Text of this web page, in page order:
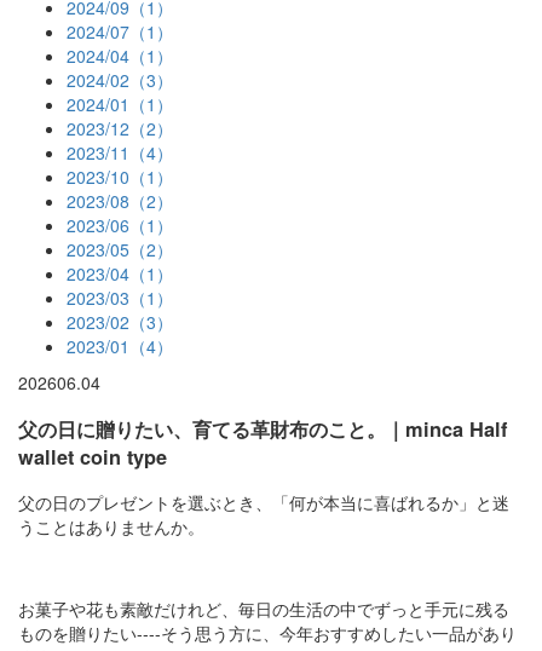
2024/09（1）
2024/07（1）
2024/04（1）
2024/02（3）
2024/01（1）
2023/12（2）
2023/11（4）
2023/10（1）
2023/08（2）
2023/06（1）
2023/05（2）
2023/04（1）
2023/03（1）
2023/02（3）
2023/01（4）
202606.04
父の日に贈りたい、育てる革財布のこと。｜minca Half
wallet coin type
父の日のプレゼントを選ぶとき、「何が本当に喜ばれるか」と迷
うことはありませんか。
お菓子や花も素敵だけれど、毎日の生活の中でずっと手元に残る
ものを贈りたい----そう思う方に、今年おすすめしたい一品があり